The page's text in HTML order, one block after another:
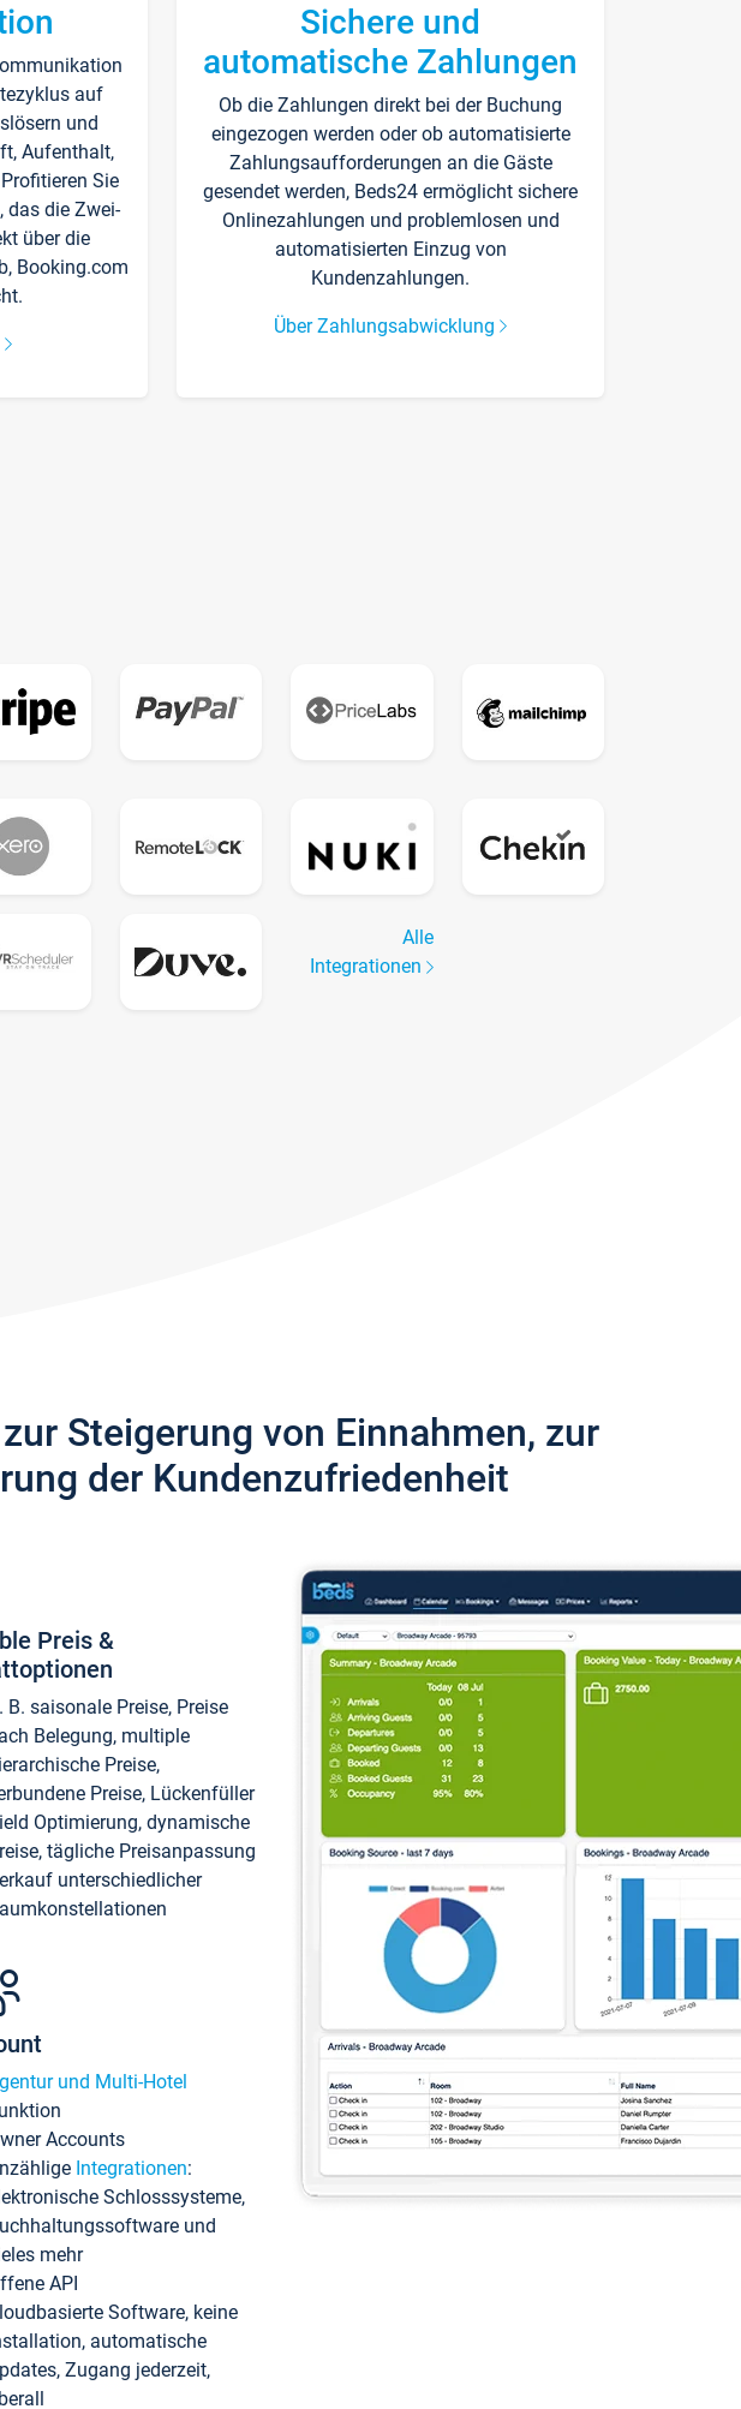
auf
und
Aufenthalt,
Sie
das die Zwei-
über die
Booking.com
Sichere und
automatische Zahlungen
Ob die Zahlungen direkt bei der Buchung
eingezogen werden oder ob automatisierte
Zahlungsaufforderungen an die Gäste
gesendet werden, Beds24 ermöglicht sichere
Onlinezahlungen und problemlosen und
automatisierten Einzug von
Kundenzahlungen.
Über Zahlungsabwicklung
Alle
Integrationen
Steigerung von Einnahmen, zur
der Kundenzufriedenheit
Preis &
B. saisonale Preise, Preise
Belegung, multiple
Preise,
Preise, Lückenfüller
Optimierung, dynamische
tägliche Preisanpassung
unterschiedlicher
und Multi-Hotel
Accounts
Integrationen:
Schlosssysteme,
und
mehr
API
Software, keine
automatische
Zugang jederzeit,